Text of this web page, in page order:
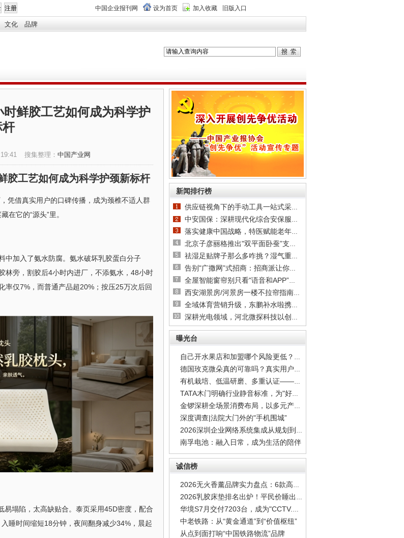
中国企业报刊网 设为首页 加入收藏 旧版入口
文化 品牌
鲜胶工艺如何成为科学护
杆
搜集整理： 中国产业网
胶工艺如何成为科学护颈新标杆
凭借真实用户的口碑传播，成为颈椎不适人群
在它的“源头”里。
中加入了氨水防腐。氨水破坏乳胶蛋白分子
林旁，割胶后4小时内进厂，不添氨水，48小时
率仅7%，而普通产品超20%；按压25万次后回
塌陷，太高缺贴合。泰页采用45D密度，配合
睡时间缩短18分钟，夜间翻身减少34%，晨起
新闻排行榜
供应链视角下的手动工具一站式采购：以永康恒
中安国保：深耕现代化综合安保服务，打造一体
落实健康中国战略，特医赋能老年健康｜“慢病
北京子彦丽格推出"双平面卧蚕”支架技术，王子
祛湿足贴牌子那么多咋挑？湿气重、舌苔厚的真
告别"广撒网”式招商：招商派让你快速约见关键
全屋智能窗帘别只看"语音和APP”：四大硬指标
西安湖景房/河景房一楼不拉帘指南：隐私隔热膜
全域体育营销升级，东鹏补水啦携手综艺深耕世
深耕光电领域，河北微探科技以创新驱动企业高
曝光台
自己开水果店和加盟哪个风险更低？新手选品牌
德国玫克微朵真的可靠吗？真实用户反馈全揭秘
有机栽培、低温研磨、多重认证——德国玫克微
TATA木门明确行业静音标准，为"好房子”划定安
金锣深耕全场景消费布局，以多元产品矩阵覆盖
深度调查|法院大门外的"手机围城”
2026深圳企业网络系统集成从规划到实施到运维
南孚电池：融入日常，成为生活的陪伴
诚信榜
2026无火香薰品牌实力盘点：6款高质感居家香氛
2026乳胶床垫排名出炉！平民价睡出顶配安眠
华境S7月交付7203台，成为"CCTV.家庭智能出行
中老铁路：从“黄金通道”到“价值枢纽”
从点到面打响“中国铁路物流”品牌